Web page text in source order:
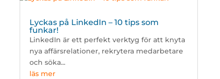
Lyckas på LinkedIn – 10 tips som
funkar!
LinkedIn är ett perfekt verktyg för att knyta
nya affärsrelationer, rekrytera medarbetare
och söka...
läs mer